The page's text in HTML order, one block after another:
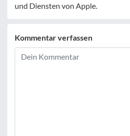
und Diensten von Apple.
Kommentar verfassen